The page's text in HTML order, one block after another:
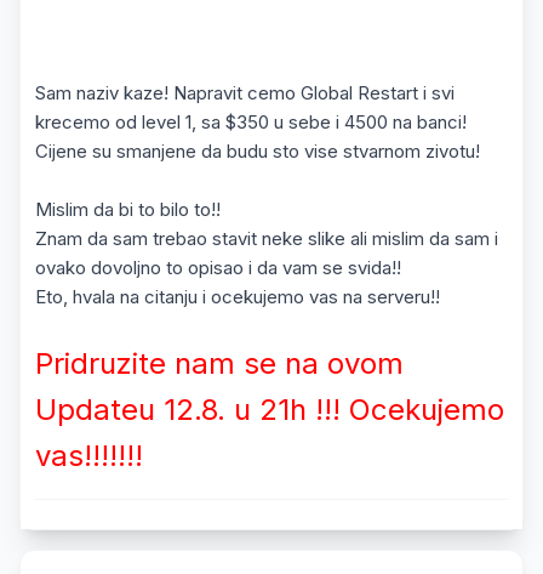
Sam naziv kaze! Napravit cemo Global Restart i svi
krecemo od level 1, sa $350 u sebe i 4500 na banci!
Cijene su smanjene da budu sto vise stvarnom zivotu!
Mislim da bi to bilo to!!
Znam da sam trebao stavit neke slike ali mislim da sam i
ovako dovoljno to opisao i da vam se svida!!
Eto, hvala na citanju i ocekujemo vas na serveru!!
Pridruzite nam se na ovom
Updateu 12.8. u 21h !!! Ocekujemo
vas!!!!!!!